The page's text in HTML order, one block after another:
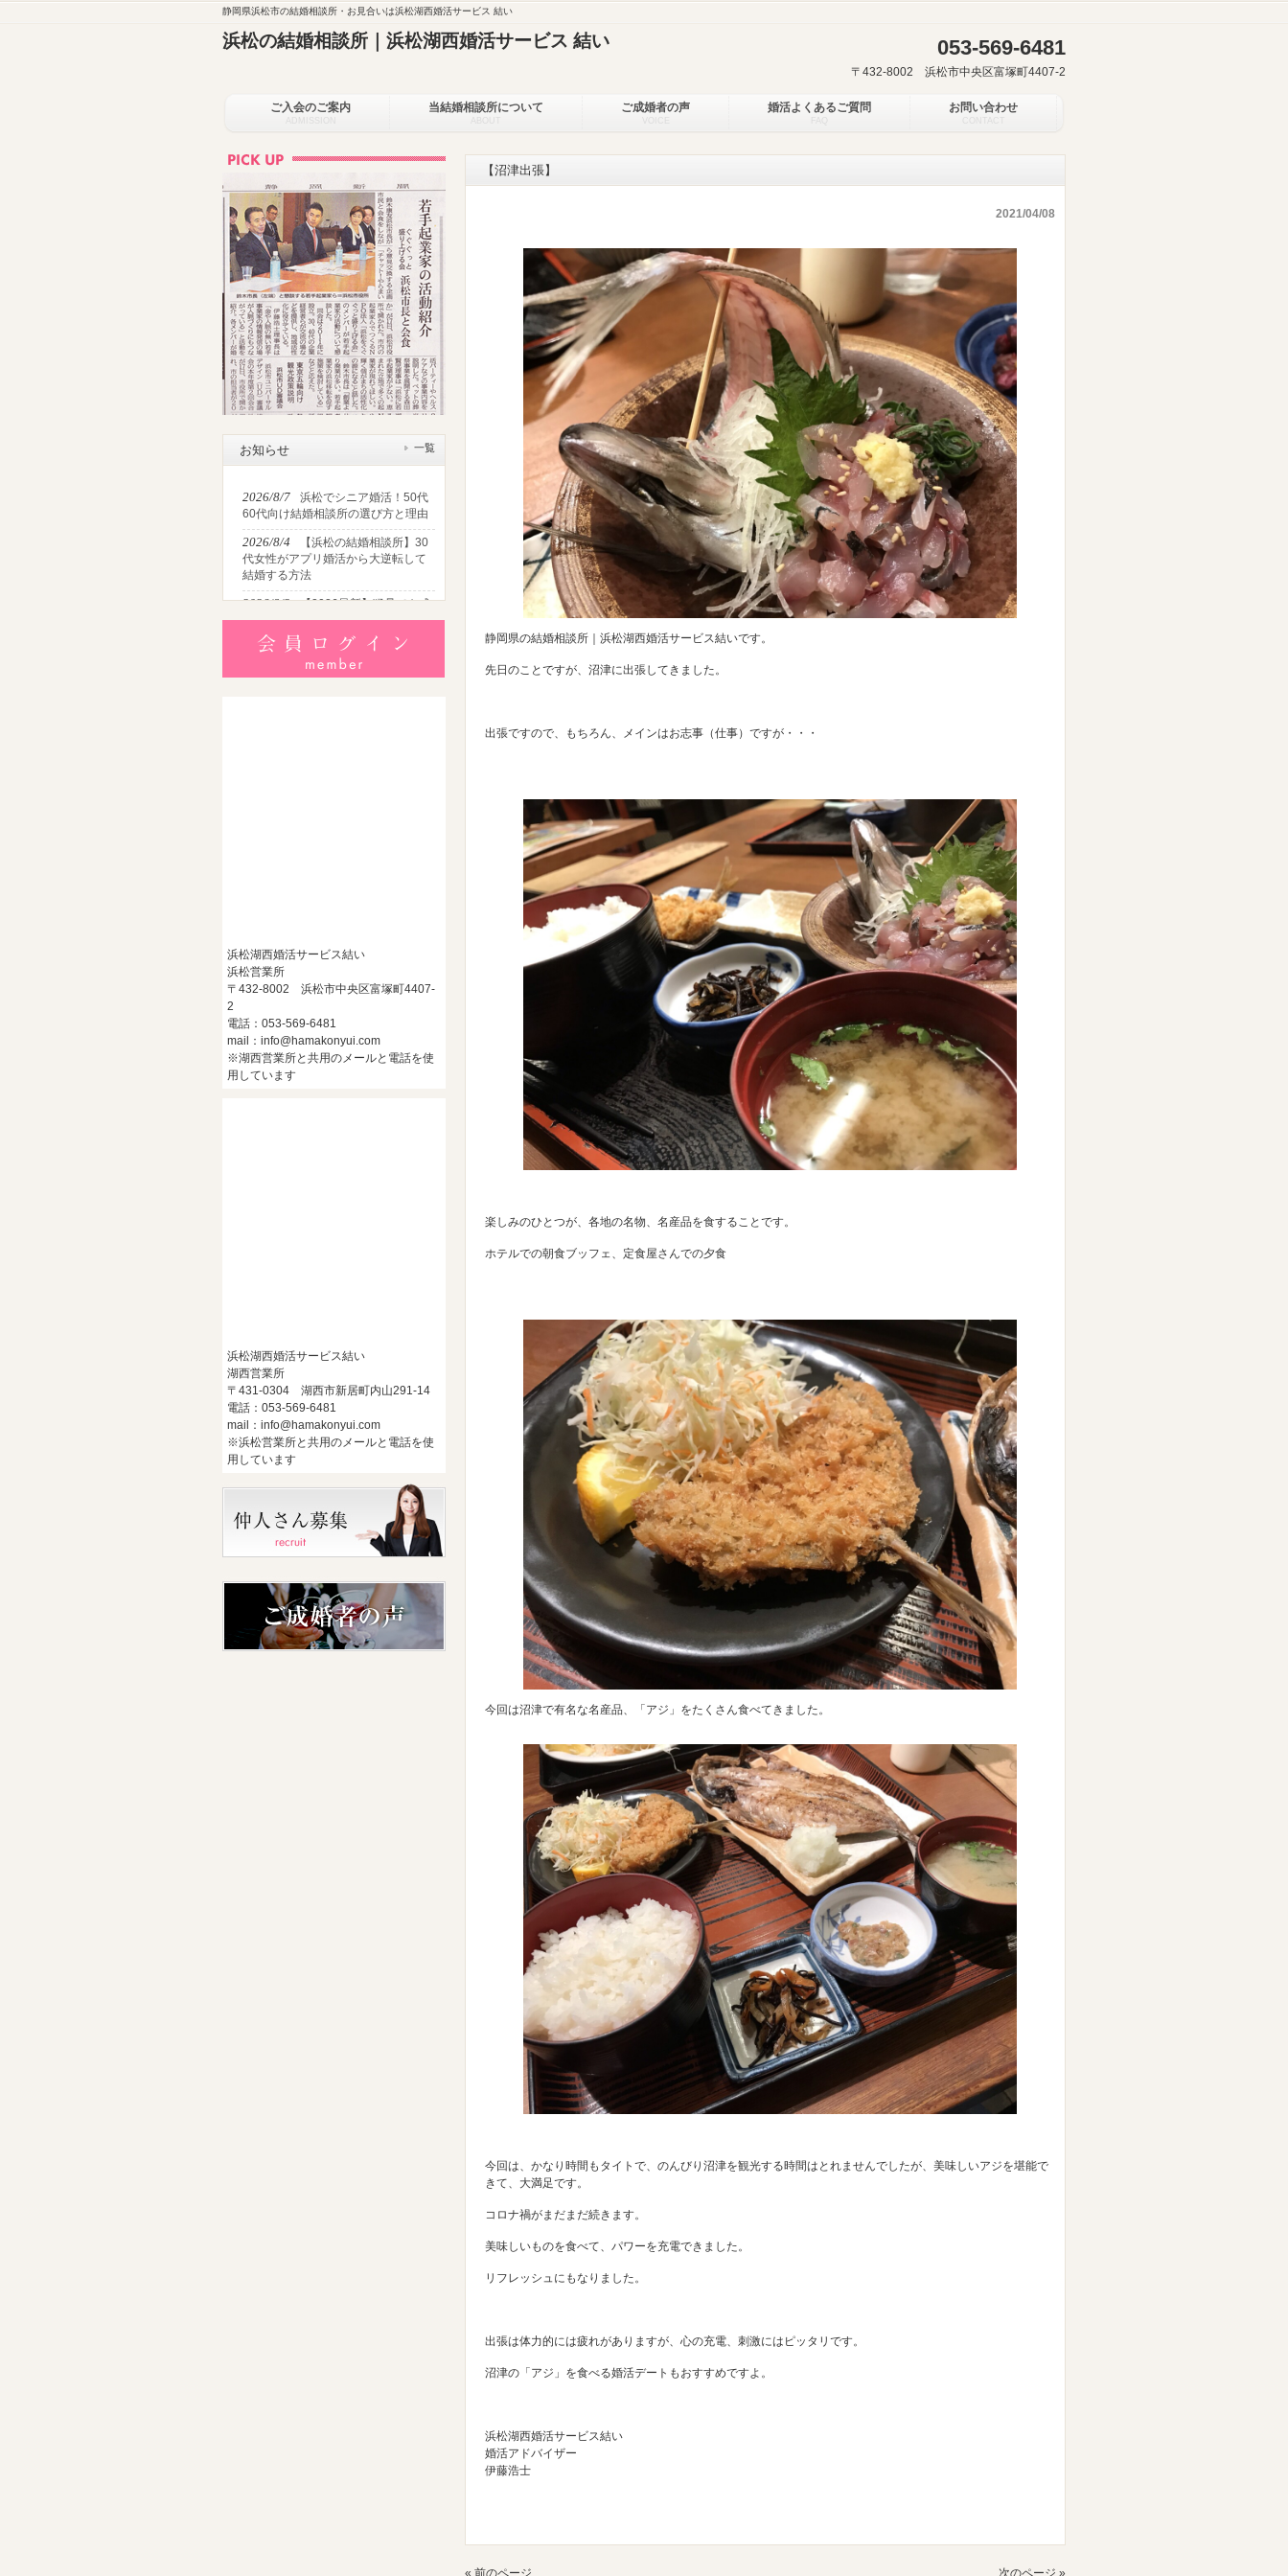
静岡県浜松市の結婚相談所・お見合いは浜松湖西婚活サービス 結い
浜松の結婚相談所｜浜松湖西婚活サービス 結い 053-569-6481
〒432-8002 浜松市中央区富塚町4407-2
ご入会のご案内 当結婚相談所について ご成婚者の声 婚活よくあるご質問 お問い合わせ
【沼津出張】
2021/04/08
静岡県の結婚相談所｜浜松湖西婚活サービス結いです。
先日のことですが、沼津に出張してきました。
出張ですので、もちろん、メインはお志事（仕事）ですが・・・
楽しみのひとつが、各地の名物、名産品を食することです。
ホテルでの朝食ブッフェ、定食屋さんでの夕食
今回は沼津で有名な名産品、「アジ」をたくさん食べてきました。
今回は、かなり時間もタイトで、のんびり沼津を観光する時間はとれませんでしたが、美味しいアジを堪能で
きて、大満足です。
コロナ禍がまだまだ続きます。
美味しいものを食べて、パワーを充電できました。
リフレッシュにもなりました。
出張は体力的には疲れがありますが、心の充電、刺激にはピッタリです。
沼津の「アジ」を食べる婚活デートもおすすめですよ。
浜松湖西婚活サービス結い
婚活アドバイザー
伊藤浩士
« 前のページ 次のページ »
お知らせ 一覧
2026/8/7
浜松でシニア婚活！50代
60代向け結婚相談所の選び方と理由
2026/8/4
【浜松の結婚相談所】30
代女性がアプリ婚活から大逆転して
結婚する方法
2026/8/2
【2026最新】猛暑でも成
婚！夏の婚活おすすめイベント＆涼
しいデートの服装・スポット徹底解
2026/7/28
【浜松】アラフォー男性
浜松湖西婚活サービス結い
浜松営業所
〒432-8002 浜松市中央区富塚町4407-
2
電話：053-569-6481
mail：info@hamakonyui.com
※湖西営業所と共用のメールと電話を使
用しています
浜松湖西婚活サービス結い
湖西営業所
〒431-0304 湖西市新居町内山291-14
電話：053-569-6481
mail：info@hamakonyui.com
※浜松営業所と共用のメールと電話を使
用しています